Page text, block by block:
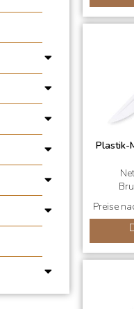
Plastik-
Preise